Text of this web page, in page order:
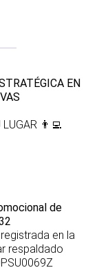
EN
LUGAR 👨‍💻
de
en la
respaldado